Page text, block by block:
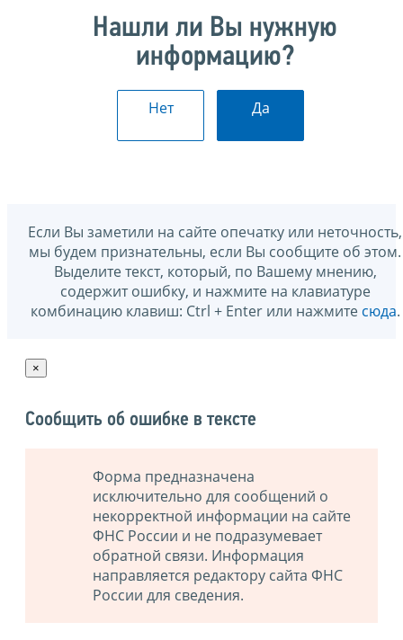
Нашли ли Вы нужную
информацию?
Нет Да
Если Вы заметили на сайте опечатку или неточность,
мы будем признательны, если Вы сообщите об этом.
Выделите текст, который, по Вашему мнению,
содержит ошибку, и нажмите на клавиатуре
комбинацию клавиш: Ctrl + Enter или нажмите сюда.
×
Сообщить об ошибке в тексте
Форма предназначена
исключительно для сообщений о
некорректной информации на сайте
ФНС России и не подразумевает
обратной связи. Информация
направляется редактору сайта ФНС
России для сведения.